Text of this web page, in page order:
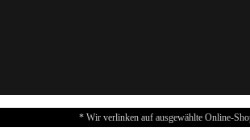
* Wir verlinken auf ausgewählte Online-